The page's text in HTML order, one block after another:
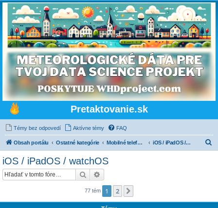
Pretaktovanie.sk
Témy bez odpovedí Aktívne témy FAQ
Obsah portálu Ostatné kategórie Mobilné telefóny, tablety, wearables a mobilné siete iOS / iPadOS / watchOS
iOS / iPadOS / watchOS
Hľadať
77 tém 1 2